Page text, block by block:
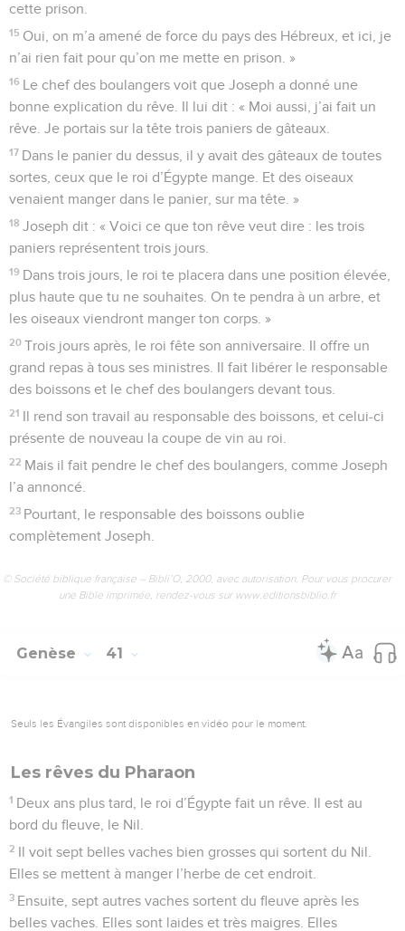
cette prison.
15 Oui, on m’a amené de force du pays des Hébreux, et ici, je
n’ai rien fait pour qu’on me mette en prison. »
16 Le chef des boulangers voit que Joseph a donné une
bonne explication du rêve. Il lui dit : « Moi aussi, j’ai fait un
rêve. Je portais sur la tête trois paniers de gâteaux.
17 Dans le panier du dessus, il y avait des gâteaux de toutes
sortes, ceux que le roi d’Égypte mange. Et des oiseaux
venaient manger dans le panier, sur ma tête. »
18 Joseph dit : « Voici ce que ton rêve veut dire : les trois
paniers représentent trois jours.
19 Dans trois jours, le roi te placera dans une position élevée,
plus haute que tu ne souhaites. On te pendra à un arbre, et
les oiseaux viendront manger ton corps. »
20 Trois jours après, le roi fête son anniversaire. Il offre un
grand repas à tous ses ministres. Il fait libérer le responsable
des boissons et le chef des boulangers devant tous.
21 Il rend son travail au responsable des boissons, et celui-ci
présente de nouveau la coupe de vin au roi.
22 Mais il fait pendre le chef des boulangers, comme Joseph
l’a annoncé.
23 Pourtant, le responsable des boissons oublie
complètement Joseph.
© Société biblique française – Bibli’O, 2000, avec autorisation. Pour vous procurer
une Bible imprimée, rendez-vous sur www.editionsbiblio.fr
Genèse 41
Seuls les Évangiles sont disponibles en vidéo pour le moment.
Les rêves du Pharaon
1 Deux ans plus tard, le roi d’Égypte fait un rêve. Il est au
bord du fleuve, le Nil.
2 Il voit sept belles vaches bien grosses qui sortent du Nil.
Elles se mettent à manger l’herbe de cet endroit.
3 Ensuite, sept autres vaches sortent du fleuve après les
belles vaches. Elles sont laides et très maigres. Elles